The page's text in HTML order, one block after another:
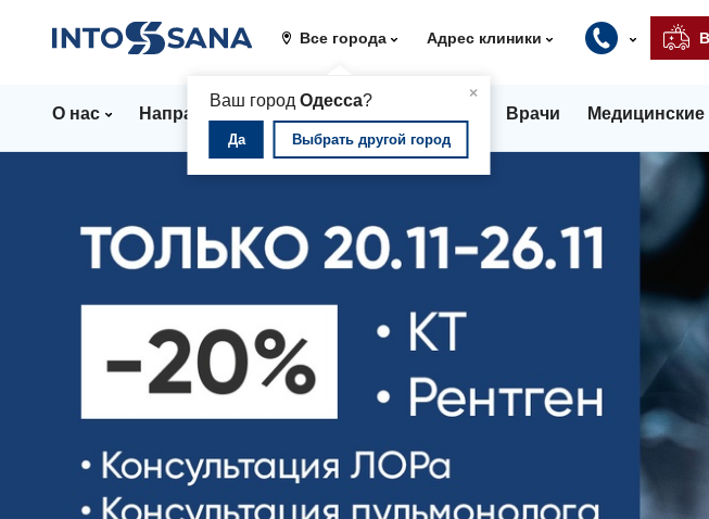
Все города
×
Ваш город Одесса?
Да Выбрать другой город
Адрес клиники
О нас Направления Стационар Врачи